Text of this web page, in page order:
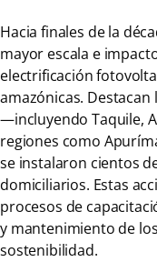
Hacia finales de la
mayor escala e
electrificación
amazónicas. Destacan
—incluyendo Taquile,
regiones como
se instalaron cientos
domiciliarios. Estas
procesos de
y mantenimiento de
sostenibilidad.